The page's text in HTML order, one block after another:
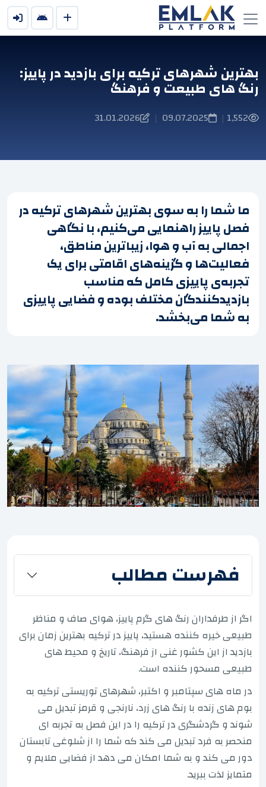
بهترین شهرهای ترکیه برای بازدید در پاییز:
رنگ های طبیعت و فرهنگ
1,552
|
09.07.2025
|
31.01.2026
ما شما را به سوی بهترین شهرهای ترکیه در
فصل پاییز راهنمایی می‌کنیم، با نگاهی
اجمالی به آب و هوا، زیباترین مناطق،
فعالیت‌ها و گزینه‌های اقامتی برای یک
تجربه‌ی پاییزی کامل که مناسب
بازدیدکنندگان مختلف بوده و فضایی پاییزی
به شما می‌بخشد.
فهرست مطالب
اگر از طرفداران رنگ های گرم پاییز، هوای صاف و مناظر
طبیعی خیره کننده هستید، پاییز در ترکیه بهترین زمان برای
بازدید از این کشور غنی از فرهنگ، تاریخ و محیط های
طبیعی مسحور کننده است.
در ماه های سپتامبر و اکتبر، شهرهای توریستی ترکیه به
بوم های زنده با رنگ های زرد، نارنجی و قرمز تبدیل می
شوند و گردشگری در ترکیه را در این فصل به تجربه ای
منحصر به فرد تبدیل می کند که شما را از شلوغی تابستان
دور می کند و به شما امکان می دهد از فضایی ملایم و
متمایز لذت ببرید.